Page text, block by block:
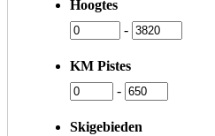
Hoogtes
-
KM Pistes
-
Skigebieden